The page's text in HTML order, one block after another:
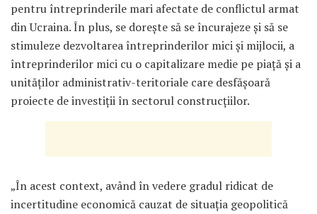
pentru întreprinderile mari afectate de conflictul armat
din Ucraina. În plus, se dorește să se încurajeze și să se
stimuleze dezvoltarea întreprinderilor mici și mijlocii, a
întreprinderilor mici cu o capitalizare medie pe piață și a
unităților administrativ-teritoriale care desfășoară
proiecte de investiții în sectorul construcțiilor.
„În acest context, având în vedere gradul ridicat de
incertitudine economică cauzat de situația geopolitică